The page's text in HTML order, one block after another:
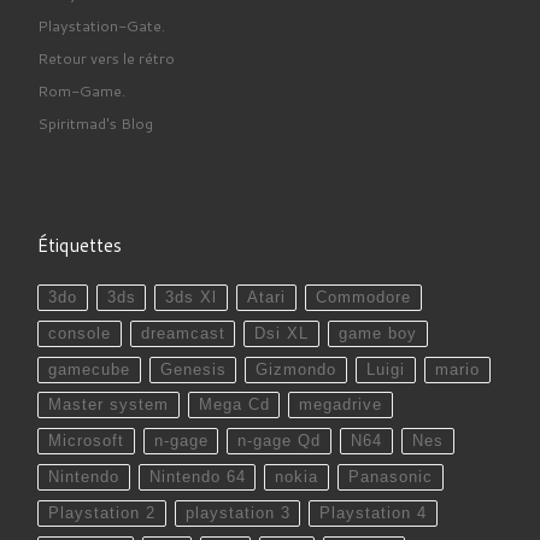
Playstation-Gate.
Retour vers le rétro
Rom-Game.
Spiritmad's Blog
Étiquettes
3do 3ds 3ds Xl Atari Commodore
console dreamcast Dsi XL game boy
gamecube Genesis Gizmondo Luigi mario
Master system Mega Cd megadrive
Microsoft n-gage n-gage Qd N64 Nes
Nintendo Nintendo 64 nokia Panasonic
Playstation 2 playstation 3 Playstation 4